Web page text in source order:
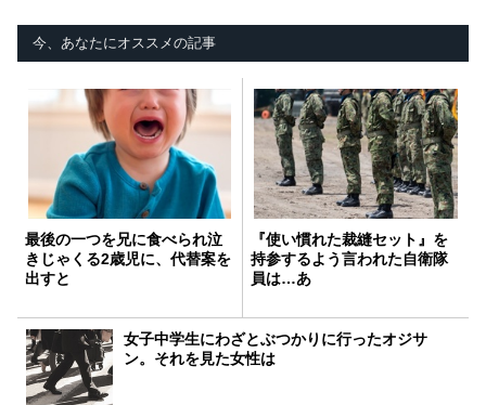
今、あなたにオススメの記事
最後の一つを兄に食べられ泣
きじゃくる2歳児に、代替案を
出すと
『使い慣れた裁縫セット』を
持参するよう言われた自衛隊
員は…あ
女子中学生にわざとぶつかりに行ったオジサ
ン。それを見た女性は